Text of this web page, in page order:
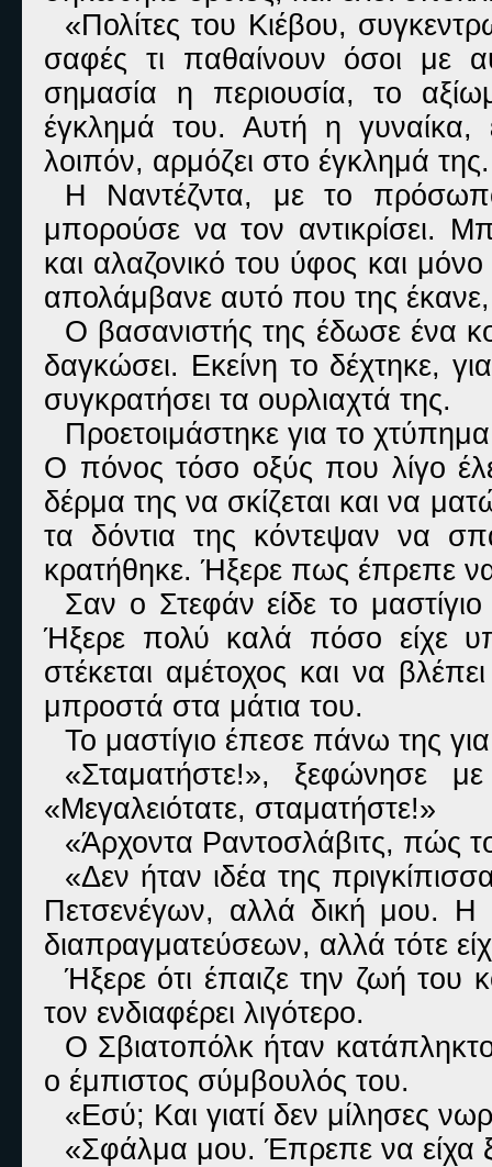
«Πολίτες του Κιέβου,
σαφές τι παθαίνουν όσοι με
σημασία η περιουσία, το
έγκλημά του. Αυτή η γυναίκα,
λοιπόν, αρμόζει στο έγκλημά
Η Ναντέζντα, με το
μπορούσε να τον αντικρίσει.
και αλαζονικό του ύφος και
απολάμβανε αυτό που της
Ο βασανιστής της έδωσε ένα
δαγκώσει. Εκείνη το δέχτηκε,
συγκρατήσει τα ουρλιαχτά της.
Προετοιμάστηκε για το
Ο πόνος τόσο οξύς που λίγο
δέρμα της να σκίζεται και να
τα δόντια της κόντεψαν να
κρατήθηκε. Ήξερε πως έπρεπε
Σαν ο Στεφάν είδε το
Ήξερε πολύ καλά πόσο είχε
στέκεται αμέτοχος και να
μπροστά στα μάτια του.
Το μαστίγιο έπεσε πάνω της
«Σταματήστε!», ξεφώνησε
«Μεγαλειότατε, σταματήστε!»
«Άρχοντα Ραντοσλάβιτς, πώς
«Δεν ήταν ιδέα της
Πετσενέγων, αλλά δική μου. Η
διαπραγματεύσεων, αλλά τότε
Ήξερε ότι έπαιζε την ζωή
τον ενδιαφέρει λιγότερο.
Ο Σβιατοπόλκ ήταν
ο έμπιστος σύμβουλός του.
«Εσύ; Και γιατί δεν μίλησες
«Σφάλμα μου. Έπρεπε να είχα